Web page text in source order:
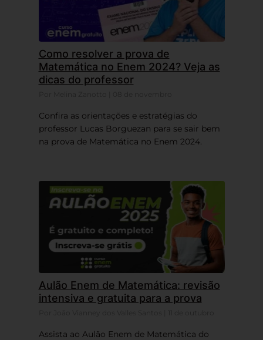
Como resolver a prova de
Matemática no Enem 2024? Veja as
dicas do professor
Confira as orientações e estratégias do
professor Lucas Borguezan para se sair bem
na prova de Matemática no Enem 2024.
Aulão Enem de Matemática: revisão
intensiva e gratuita para a prova
Assista ao Aulão Enem de Matemática do